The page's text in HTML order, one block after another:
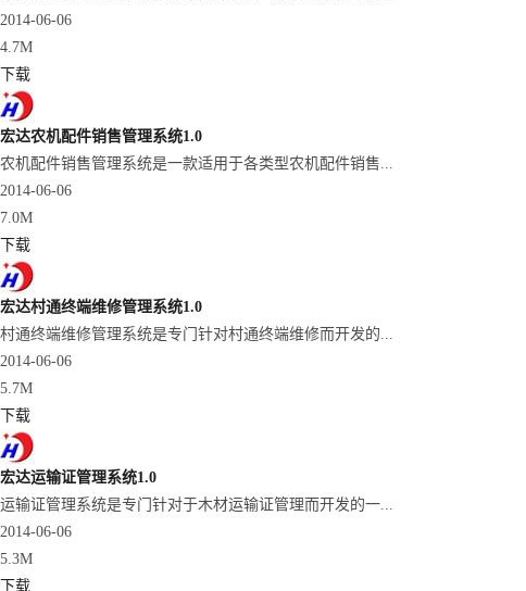
2014-06-06
4.7M
下载
宏达农机配件销售管理系统1.0
农机配件销售管理系统是一款适用于各类型农机配件销售...
2014-06-06
7.0M
下载
宏达村通终端维修管理系统1.0
村通终端维修管理系统是专门针对村通终端维修而开发的...
2014-06-06
5.7M
下载
宏达运输证管理系统1.0
运输证管理系统是专门针对于木材运输证管理而开发的一...
2014-06-06
5.3M
下载